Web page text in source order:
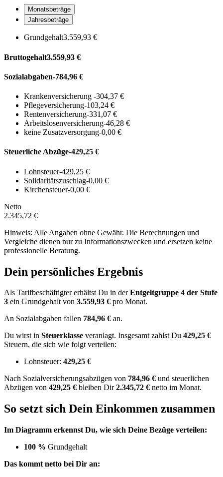
Monatsbeträge
Jahresbeträge
Grundgehalt3.559,93 €
Bruttogehalt3.559,93 €
Sozialabgaben-784,96 €
Krankenversicherung -304,37 €
Pflegeversicherung-103,24 €
Rentenversicherung-331,07 €
Arbeitslosenversicherung-46,28 €
keine Zusatzversorgung-0,00 €
Steuerliche Abzüge-429,25 €
Lohnsteuer-429,25 €
Solidaritätszuschlag-0,00 €
Kirchensteuer-0,00 €
Netto
2.345,72 €
Hinweis: Alle Angaben ohne Gewähr. Die Berechnungen und
Vergleiche dienen nur zu Informationszwecken und ersetzen keine
professionelle Beratung.
Dein persönliches Ergebnis
Als Tarifbeschäftigter erhältst Du in derEntgeltgruppe 4 der Stufe
3 ein Grundgehalt von 3.559,93 € pro Monat.
An Sozialabgaben fallen 784,96 € an.
Du wirst in Steuerklasse veranlagt. Insgesamt zahlst Du 429,25 €
Steuern, die sich wie folgt verteilen:
Lohnsteuer: 429,25 €
Nach Sozialversicherungsabzügen von 784,96 € und steuerlichen
Abzügen von 429,25 € bleiben Dir2.345,72 € netto im Monat.
So setzt sich Dein Einkommen zusammen
Im Diagramm erkennst Du, wie sich Deine Bezüge verteilen:
100 % Grundgehalt
Das kommt netto bei Dir an: